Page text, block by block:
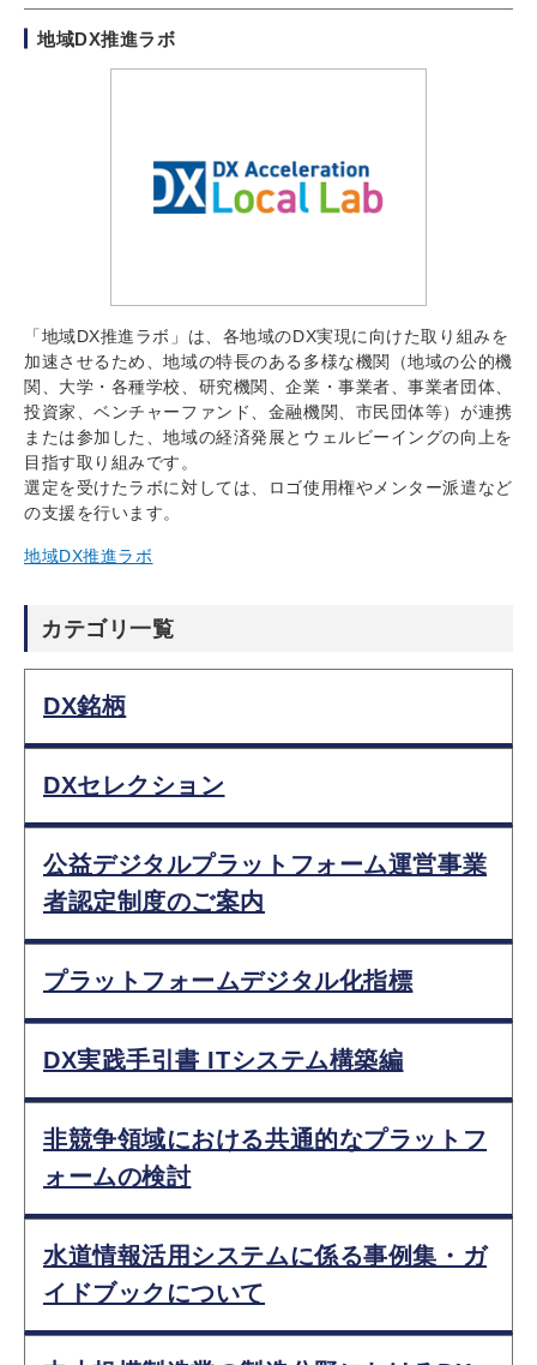
地域DX推進ラボ
「地域DX推進ラボ」は、各地域のDX実現に向けた取り組みを
加速させるため、地域の特長のある多様な機関（地域の公的機
関、大学・各種学校、研究機関、企業・事業者、事業者団体、
投資家、ベンチャーファンド、金融機関、市民団体等）が連携
または参加した、地域の経済発展とウェルビーイングの向上を
目指す取り組みです。
選定を受けたラボに対しては、ロゴ使用権やメンター派遣など
の支援を行います。
地域DX推進ラボ
カテゴリ一覧
DX銘柄
DXセレクション
公益デジタルプラットフォーム運営事業
者認定制度のご案内
プラットフォームデジタル化指標
DX実践手引書 ITシステム構築編
非競争領域における共通的なプラットフ
ォームの検討
水道情報活用システムに係る事例集・ガ
イドブックについて